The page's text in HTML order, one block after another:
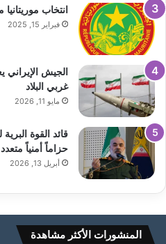
انتخاب موريتانيا
فبراير 15, 2025
الجيش
غربي البلاد
مايو 11, 2026
قائد القوة
حزاماً أمنياً
أبريل 13, 2026
المنشورات الأكثر مشاهدة